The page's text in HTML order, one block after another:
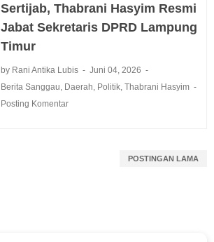
Sertijab, Thabrani Hasyim Resmi
Jabat Sekretaris DPRD Lampung
Timur
by Rani Antika Lubis
Juni 04, 2026
Berita Sanggau Daerah Politik, Thabrani Hasyim
Posting Komentar
POSTINGAN LAMA